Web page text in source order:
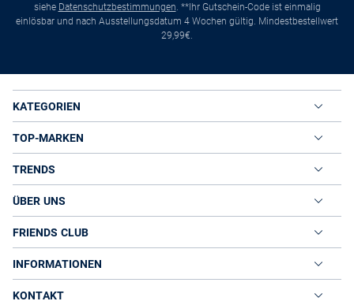
siehe Datenschutzbestimmungen. **Ihr Gutschein-Code ist einmalig
einlösbar und nach Ausstellungsdatum 4 Wochen gültig. Mindestbestellwert
29,99€.
KATEGORIEN
TOP-MARKEN
TRENDS
ÜBER UNS
FRIENDS CLUB
INFORMATIONEN
KONTAKT